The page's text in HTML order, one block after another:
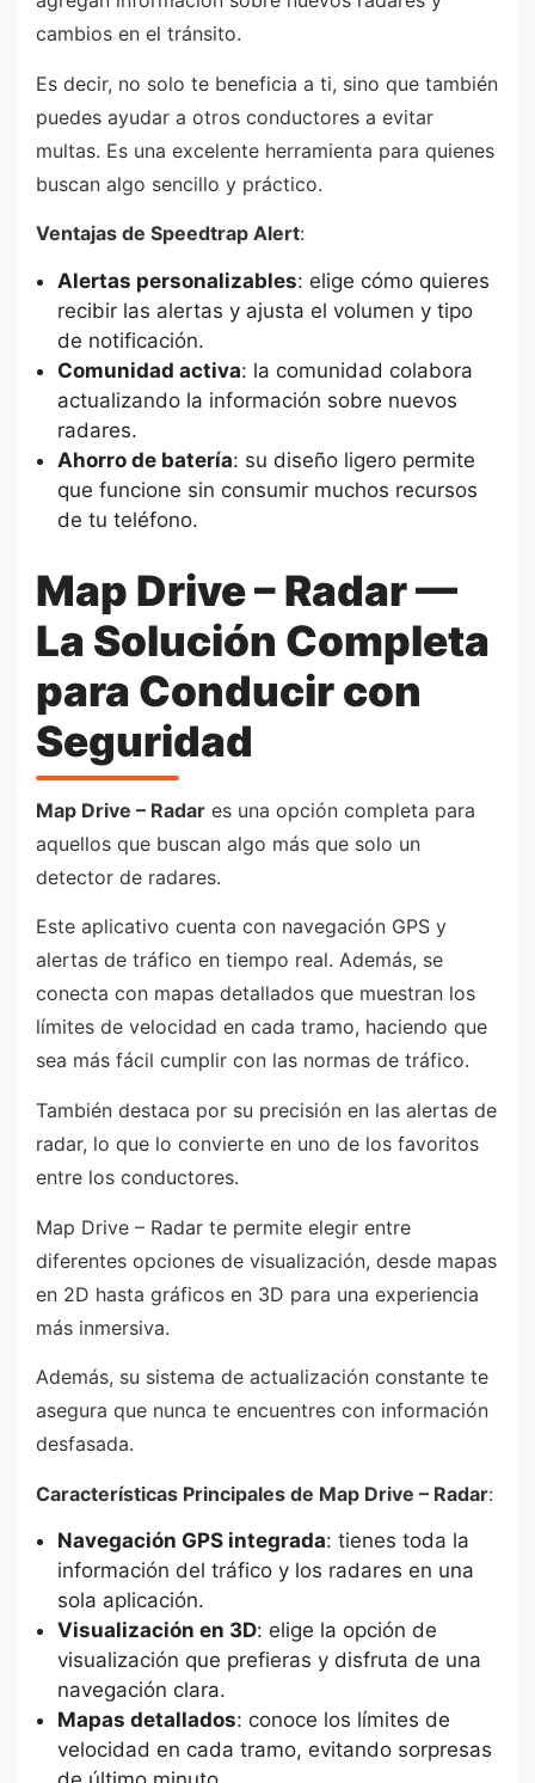
cambios en el tránsito.
Es decir, no solo te beneficia a ti, sino que también
puedes ayudar a otros conductores a evitar
multas. Es una excelente herramienta para quienes
buscan algo sencillo y práctico.
Ventajas de Speedtrap Alert:
Alertas personalizables: elige cómo quieres
recibir las alertas y ajusta el volumen y tipo
de notificación.
Comunidad activa: la comunidad colabora
actualizando la información sobre nuevos
radares.
Ahorro de batería: su diseño ligero permite
que funcione sin consumir muchos recursos
de tu teléfono.
Map Drive – Radar —
La Solución Completa
para Conducir con
Seguridad
Map Drive – Radar es una opción completa para
aquellos que buscan algo más que solo un
detector de radares.
Este aplicativo cuenta con navegación GPS y
alertas de tráfico en tiempo real. Además, se
conecta con mapas detallados que muestran los
límites de velocidad en cada tramo, haciendo que
sea más fácil cumplir con las normas de tráfico.
También destaca por su precisión en las alertas de
radar, lo que lo convierte en uno de los favoritos
entre los conductores.
Map Drive – Radar te permite elegir entre
diferentes opciones de visualización, desde mapas
en 2D hasta gráficos en 3D para una experiencia
más inmersiva.
Además, su sistema de actualización constante te
asegura que nunca te encuentres con información
desfasada.
Características Principales de Map Drive – Radar:
Navegación GPS integrada: tienes toda la
información del tráfico y los radares en una
sola aplicación.
Visualización en 3D: elige la opción de
visualización que prefieras y disfruta de una
navegación clara.
Mapas detallados: conoce los límites de
velocidad en cada tramo, evitando sorpresas